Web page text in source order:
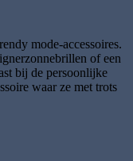
mode-accessoires.
of een
bij de persoonlijke
waar ze met trots